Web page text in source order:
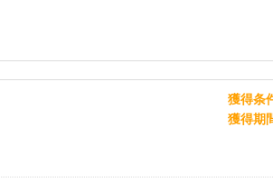
獲得条
獲得期